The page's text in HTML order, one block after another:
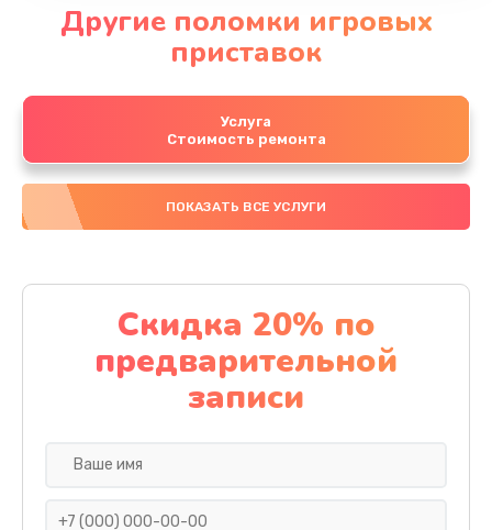
Другие поломки игровых
приставок
Услуга
Стоимость ремонта
ПОКАЗАТЬ ВСЕ УСЛУГИ
Скидка 20% по
предварительной
записи